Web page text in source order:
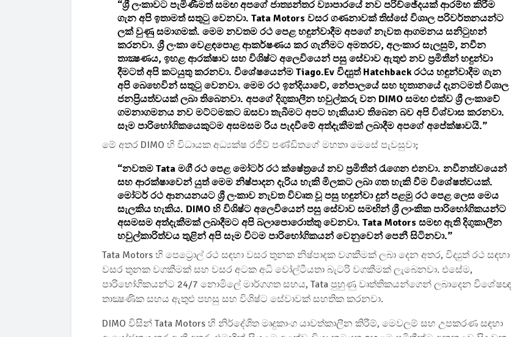
“ශ්‍රී ලංකාවට පැමිණීමත් සමඟ අපගේ ජාත්‍යන්තර ව්‍යාපාරයේ නව පරිච්ඡේදයක් ආරම්භ කිරීම
ගැන අපි ඉතාමත් සතුටු වෙනවා. Tata Motors වසර ගණනාවක් තිස්සේ විශාල පරිවර්තනයන්ට
ලක් වුණු සමාගමක්. මෙම නවතම රථ පෙළ හඳුන්වාදීම අපගේ නැවත ආගමනය සනිටුහන්
කරනවා. ශ්‍රී ලංකා වෙළඳපොළ ආකර්ෂණය කර ගැනීමට අමතරව, අලංකාර සැලසුම්, නවීන
තාක්‍ෂණය, ඉහළ ආරක්ෂාව සහ විශිෂ්ට අලෙවියෙන් පසු සේවාව ඇතුළු නව ප්‍රමිතීන් හඳුන්වා
දීමටත් අපි කටයුතු කරනවා. විශේෂයෙන්ම Tiago.ev විද්‍යුත් Hatchback රථය හඳුන්වාදීම ගැන
අපි බෙහෙවින් සතුටු වෙනවා. මෙම රථ ඉන්දියාවේ, නේපාලයේ සහ භූතානයේ දැනටමත් විශාල
ජනප්‍රියත්වයක් ලබා තිබෙනවා. අපගේ දිගුකාලීන හවුල්කරු වන DIMO සමඟ එක්ව ශ්‍රී ලංකාවේ
ගමනාගමනය නව මට්ටමකට ඔසවා තැබීමට අපට හැකියාව තිබෙන බව අපි විශ්වාස කරනවා.
සෑම පාරිභෝගිකයෙකුටම අසමසම රිය පැදවීමේ අත්දැකීමක් ලබාදීම අපගේ අපේක්ෂාවයි.”
මේ අතර DIMO හි විධායක අධ්‍යක්ෂ රජීව් පණ්ඩිතගේ මහතා මෙසේ පැවසුවා;
“නවතම Tata මගී රථ පෙළ මෝටර් රථ ක්ෂේත්‍රයේ නව ප්‍රමිතීන් රැගෙන එනවා. නවීනත්වයෙන්
සහ ආරක්ෂාවෙන් යුත් මෙම නිෂ්පාදන දැරිය හැකි මිලකට ලබා ගත හැකි වීම විශේෂත්වයක්.
මෝටර් රථ ආනයනයට ශ්‍රී ලංකාව නැවත විවෘත වූ පසු හඳුන්වා දුන් පළමු රථ පෙළ ලෙස මෙය
සැලකිය හැකිය. DIMO හි විශිෂ්ට අලෙවියෙන් පසු සේවාව සමඟින් ශ්‍රී ලාංකික පාරිභෝගිකයන්ට
අසමසම අත්දැකීමක් ලබාදීමට අපි බලාපොරොත්තු වෙනවා. Tata Motors සමඟ ඇති දිගුකාලීන
හවුල්කාරිත්වය තුළින් අපි සෑම විටම පාරිභෝගිකයන් වෙනුවෙන් පෙනී සිටිනවා.”
Tata Motors හි පෙට්‍රොල් රථ සඳහා වසර තුනක නිෂ්පාදක වගකීමක් ලබා දෙන අතර, විද්‍යුත් රථ සඳහා
වසර තුනක වගකීමක් සහ වසර අටක අධි වෝල්ටීයතා බැටරි වගකීමක් ලැබෙනවා. එසේම,
පාරිභෝගිකයන්ට 24/7 නොමිලේ මාර්ගගත සහය, Tata පුහුණු වෘත්තිකයන්ගෙන් ලබාදෙන විශේෂඥ
තාක්‍ෂණික සහය ඇතුළු පහසු සහ විශිෂ්ට සේවාවක් සහතික කරනවා.
DIMO විසින් Tata Motors හි නිර්දේශිත මෘදුකාංග යාවත්කාලීන කිරීම්, මෙවලම් සහ උපකරණ සඳහා